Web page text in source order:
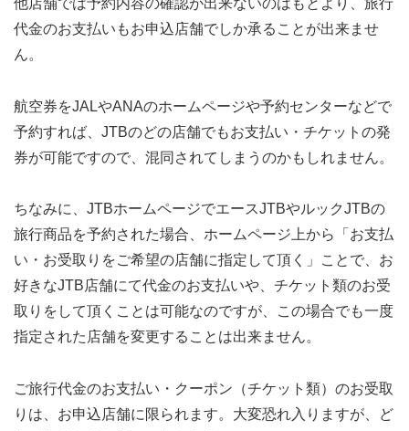
代金のお支払いもお申込店舗でしか承ることが出来ませ
ん。
航空券をJALやANAのホームページや予約センターなどで
予約すれば、JTBのどの店舗でもお支払い・チケットの発
券が可能ですので、混同されてしまうのかもしれません。
ちなみに、JTBホームページでエースJTBやルックJTBの
旅行商品を予約された場合、ホームページ上から「お支払
い・お受取りをご希望の店舗に指定して頂く」ことで、お
好きなJTB店舗にて代金のお支払いや、チケット類のお受
取りをして頂くことは可能なのですが、この場合でも一度
指定された店舗を変更することは出来ません。
ご旅行代金のお支払い・クーポン（チケット類）のお受取
りは、お申込店舗に限られます。大変恐れ入りますが、ど